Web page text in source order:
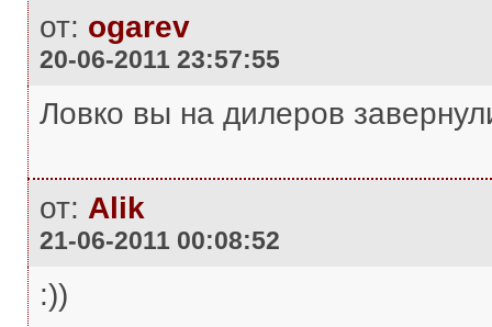
от: ogarev
20-06-2011 23:57:55
Ловко вы на дилеров
от: Alik
21-06-2011 00:08:52
:))